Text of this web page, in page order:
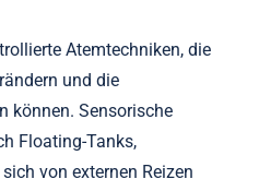
Atemtechniken, die
und die
können. Sensorische
Floating-Tanks,
von externen Reizen